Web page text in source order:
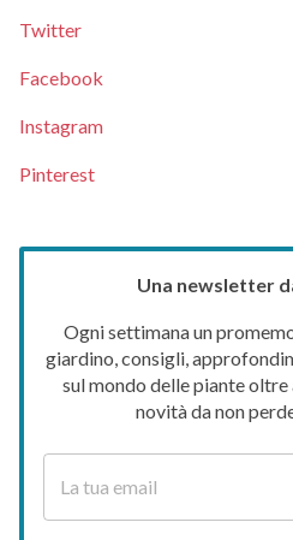
Twitter
Facebook
Instagram
Pinterest
Una newsletter
Ogni settimana un
giardino, consigli,
sul mondo delle piante
novità da non